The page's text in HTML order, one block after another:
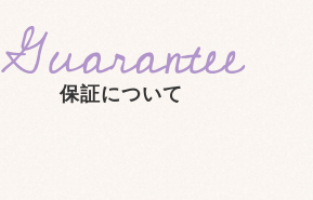
Guarantee
保証について